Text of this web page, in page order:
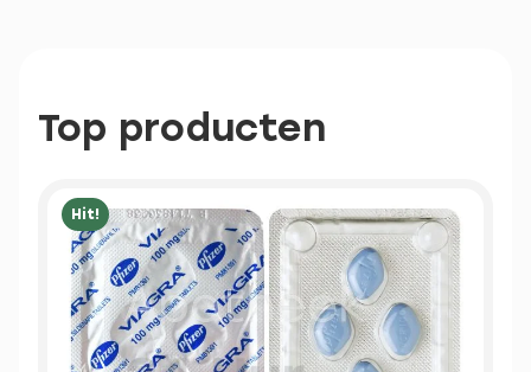
Top producten
Hit!